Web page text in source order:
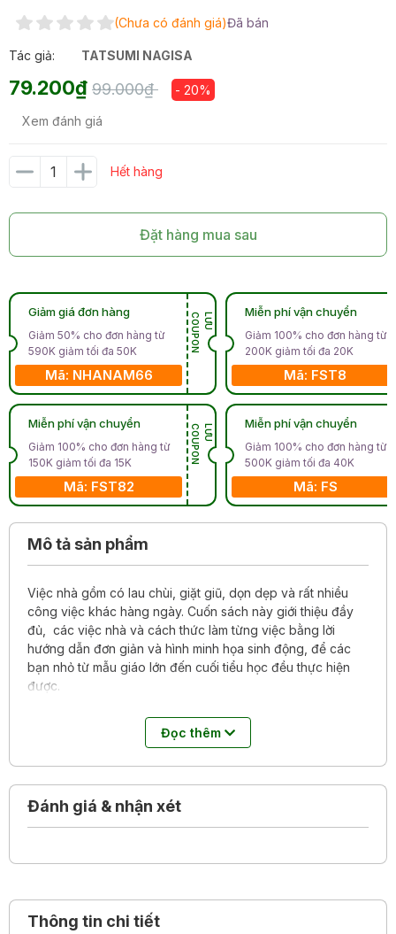
(Chưa có đánh giá)Đã bán
Tác giả: TATSUMI NAGISA
79.200₫ 99.000₫ - 20%
Xem đánh giá
Hết hàng
Đặt hàng mua sau
Giảm giá đơn hàng
Giảm 50% cho đơn hàng từ
590K giảm tối đa 50K
Mã: NHANAM66
L
Ư
U
C
O
U
P
O
N
Miễn phí vận chuyển
Giảm 100% cho đơn hàng từ
150K giảm tối đa 15K
Mã: FST82
L
Ư
U
C
O
U
P
O
N
Miễn phí vận chuyển
Giảm 100% cho đơn hàng từ
200K giảm tối đa 20K
Mã: FST8
Miễn phí vận chuyển
Giảm 100% cho đơn hàng từ
500K giảm tối đa 40K
Mã: FS
Mô tả sản phẩm
Việc nhà gồm có lau chùi, giặt giũ, dọn dẹp và rất nhiều
công việc khác hàng ngày. Cuốn sách này giới thiệu đầy
đủ, các việc nhà và cách thức làm từng việc bằng lời
hướng dẫn đơn giản và hình minh họa sinh động, để các
bạn nhỏ từ mẫu giáo lớn đến cuối tiểu học đều thực hiện
được.
Cùng làm việc nhà cũng là cơ hội tuyệt vời để con cái duy
trì giao tiếp cùng bố mẹ. Cả gia đình hãy cùng nhau làm
Đọc thêm
Đánh giá & nhận xét
Thông tin chi tiết